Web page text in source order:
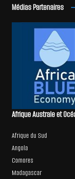
Médias Partenaires
Afrique Australe et
Afrique du Sud
Angola
Comores
Madagascar